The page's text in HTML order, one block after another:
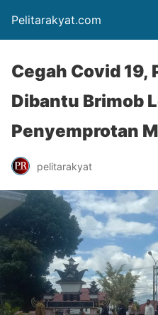
Pelitarakyat.com
Cegah Covid 19,
Dibantu Brimob
Penyemprotan
pelitarakyat